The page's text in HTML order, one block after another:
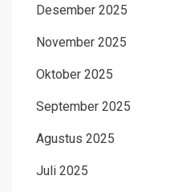
Desember 2025
November 2025
Oktober 2025
September 2025
Agustus 2025
Juli 2025